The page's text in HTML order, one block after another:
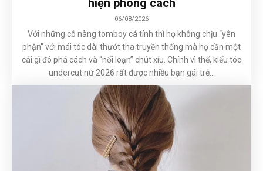
hiện phong cách
06/08/2026
Với những cô nàng tomboy cá tính thì họ không chịu “yên
phận” với mái tóc dài thướt tha truyền thống mà họ cần một
cái gì đó phá cách và “nổi loạn” chút xíu. Chính vì thế, kiểu tóc
undercut nữ 2026 rất được nhiều bạn gái trẻ...